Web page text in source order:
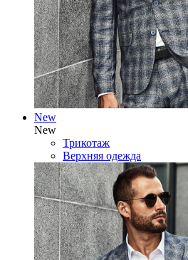
New
New
Трикотаж
Верхняя одежда